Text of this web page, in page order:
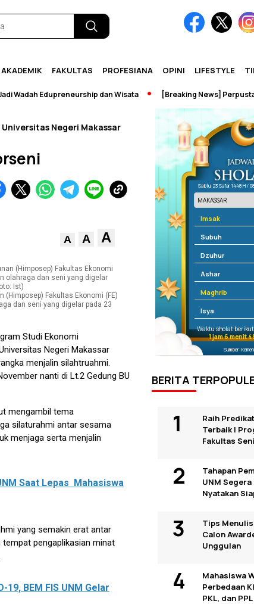
FAKULTAS PROFESIANA OPINI LIFESTYLE
Edupreneurship dan Wisata [Breaking News]
Universitas Negeri Makassar
A A A
(Himposep) Fakultas Ekonomi (FE)
dan seni yang digelar pada 23
Studi Ekonomi
Negeri Makassar
menjalin silahtruahmi.
nanti di Lt.2 Gedung BU
mengambil tema
silaturahmi antar sesama
menjaga serta menjalin
Saat Lepas Mahasiswa
yang semakin erat antar
pengaplikasian minat
19, BEM FIS UNM Gelar
Sabtu, 23 Safar 1448 H /
Imsak
Subuh
Dzuhur
Ashar
Maghrib
Isya
Waktu sholat
1 jam 6 menit
Sumber:
BERITA
Raih
Terbaik I
Fakultas
Tahapan
UNM Segera
Nyatakan
Tips
Calon
Unggulan
Mahasiswa
Perbedaan
PKL, dan PPL